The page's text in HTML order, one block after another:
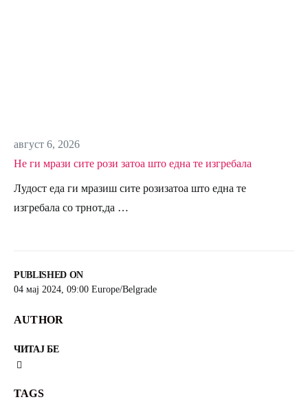
PUBLISHED ON
04 мај 2024, 09:00 Europe/Belgrade
AUTHOR
ЧИТАЈ БЕ
TAGS
август 6, 2026
Не ги мрази сите рози затоа што една те изгребала
Лудост еда ги мразиш сите розизатоа што една те
изгребала со трнот,да …